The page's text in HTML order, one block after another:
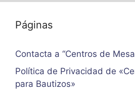
Páginas
Contacta a “Centros de
Política de Privacidad de
para Bautizos»